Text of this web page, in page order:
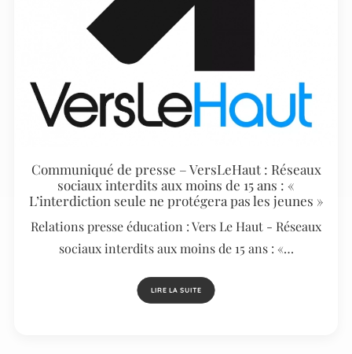
Communiqué de presse – VersLeHaut : Réseaux
sociaux interdits aux moins de 15 ans : «
L’interdiction seule ne protégera pas les jeunes »
Relations presse éducation : Vers Le Haut - Réseaux
sociaux interdits aux moins de 15 ans : «…
LIRE LA SUITE